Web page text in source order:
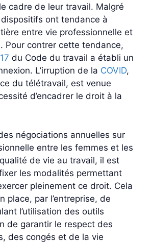
cadre de leur travail. Malgré
ont tendance à
entre vie professionnelle et
Pour contrer cette tendance,
du Code du travail a établi un
L’irruption de la COVID,
du télétravail, est venue
d’encadrer le droit à la
négociations annuelles sur
entre les femmes et les
de vie au travail, il est
les modalités permettant
pleinement ce droit. Cela
place, par l’entreprise, de
l’utilisation des outils
de garantir le respect des
des congés et de la vie